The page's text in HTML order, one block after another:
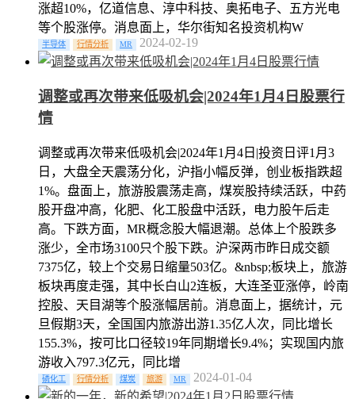
涨超10%，亿道信息、淳中科技、奥拓电子、五方光电
等个股涨停。消息面上，华尔街知名投资机构W
半导体 行情分析 MR 2024-02-19
调整或再次带来低吸机会|2024年1月4日股票行
情
调整或再次带来低吸机会|2024年1月4日|投资日评1月3
日，大盘全天震荡分化，沪指小幅反弹，创业板指跌超
1%。盘面上，旅游股震荡走高，煤炭股持续活跃，中药
股开盘冲高，化肥、化工股盘中活跃，电力股午后走
高。下跌方面，MR概念股大幅退潮。总体上个股跌多
涨少，全市场3100只个股下跌。沪深两市昨日成交额
7375亿，较上个交易日缩量503亿。&nbsp;板块上，旅游
板块再度走强，其中长白山2连板，大连圣亚涨停，岭南
控股、天目湖等个股涨幅居前。消息面上，据统计，元
旦假期3天，全国国内旅游出游1.35亿人次，同比增长
155.3%，按可比口径较19年同期增长9.4%；实现国内旅
游收入797.3亿元，同比增
磷化工 行情分析 煤炭 旅游 MR 2024-01-04